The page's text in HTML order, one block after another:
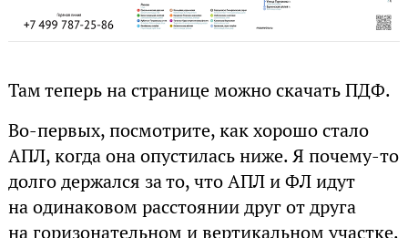
Там теперь на странице можно скачать ПДФ.
Во-первых, посмотрите, как хорошо стало
АПЛ, когда она опустилась ниже. Я почему-то
долго держался за то, что АПЛ и ФЛ идут
на одинаковом расстоянии друг от друга
на горизонательном и вертикальном участке.